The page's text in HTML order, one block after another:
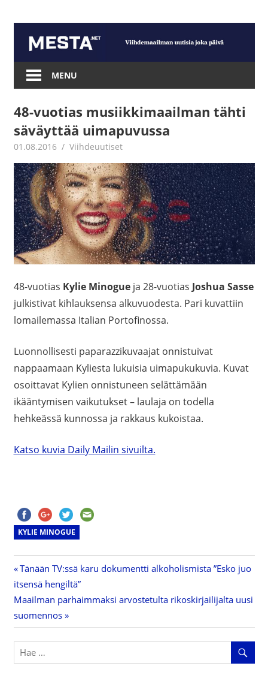
content
Mesta.net
MENU
48-vuotias musiikkimaailman tähti
säväyttää uimapuvussa
01.08.2016 Juha Kaunisto
Viihdeuutiset
48-vuotias Kylie Minogueja 28-vuotias Joshua Sasse
julkistivat kihlauksensa alkuvuodesta. Pari kuvattiin
lomailemassa Italian Portofinossa.
Luonnollisesti paparazzikuvaajat onnistuivat
nappaamaan Kyliesta lukuisia uimapukukuvia. Kuvat
osoittavat Kylien onnistuneen selättämään
ikääntymisen vaikutukset – laulaja on todella
hehkeässä kunnossa ja rakkaus kukoistaa.
Katso kuvia Daily Mailin sivuilta.
KYLIE MINOGUE
Artikkelien
selaus
Previous
Post:
Tänään TV:ssä karu dokumentti alkoholismista ”Esko juo
itsensä hengiltä”
Next
Post:
Maailman parhaimmaksi arvostetulta rikoskirjailijalta uusi
suomennos